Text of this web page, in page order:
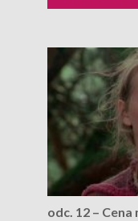
odc. 12 – Cena